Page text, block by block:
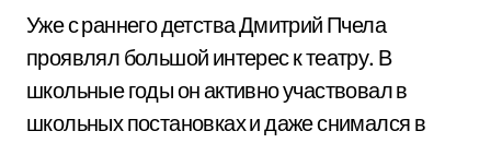
Уже с раннего детства Дмитрий Пчела
проявлял большой интерес к театру. В
школьные годы он активно участвовал в
школьных постановках и даже снимался в